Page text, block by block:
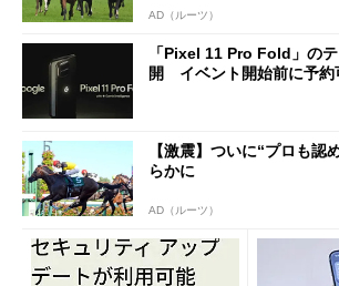
AD（ルーツ）
「Pixel 11 Pro Fold」の
開 イベント開始前に予約
【激震】ついに“プロも認
らかに
AD（ルーツ）